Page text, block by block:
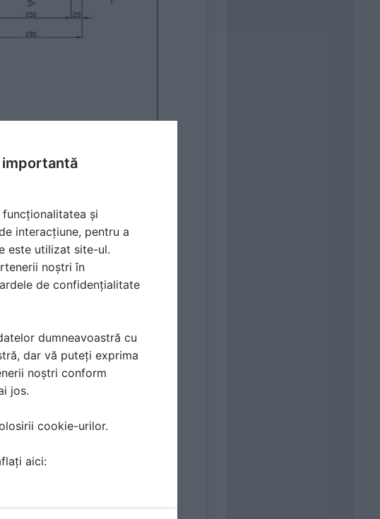
și
interacțiune, pentru a
este utilizat site-ul.
noștri în
de confidențialitate
dumneavoastră cu
dar vă puteți exprima
noștri conform
jos.
cookie-urilor.
aici: